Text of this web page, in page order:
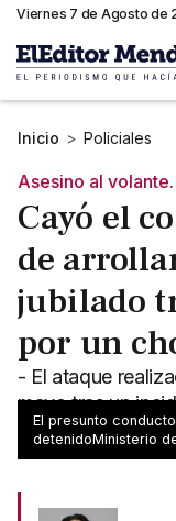
Viernes 7 de Agosto de
Inicio > Policiales
Asesino al volante.
Cayó el
de
jubilado
por un
- El ataque
mayo tras un
permaneció
El presunto
detenidoMinisterio